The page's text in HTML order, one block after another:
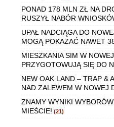
PONAD 178 MLN ZŁ NA
RUSZYŁ NABÓR
UPAŁ NADCIĄGA DO
MOGĄ POKAZAĆ NAWET
MIESZKANIA SIM W
PRZYGOTOWUJĄ SIĘ DO
NEW OAK LAND – TRAP &
NAD ZALEWEM W NOWEJ
ZNAMY WYNIKI
MIEŚCIE! (21)